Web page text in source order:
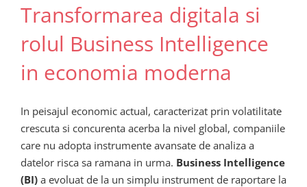
Transformarea digitala si
rolul Business Intelligence
in economia moderna
In peisajul economic actual, caracterizat prin volatilitate
crescuta si concurenta acerba la nivel global, companiile
care nu adopta instrumente avansate de analiza a
datelor risca sa ramana in urma. Business Intelligence
(BI) a evoluat de la un simplu instrument de raportare la